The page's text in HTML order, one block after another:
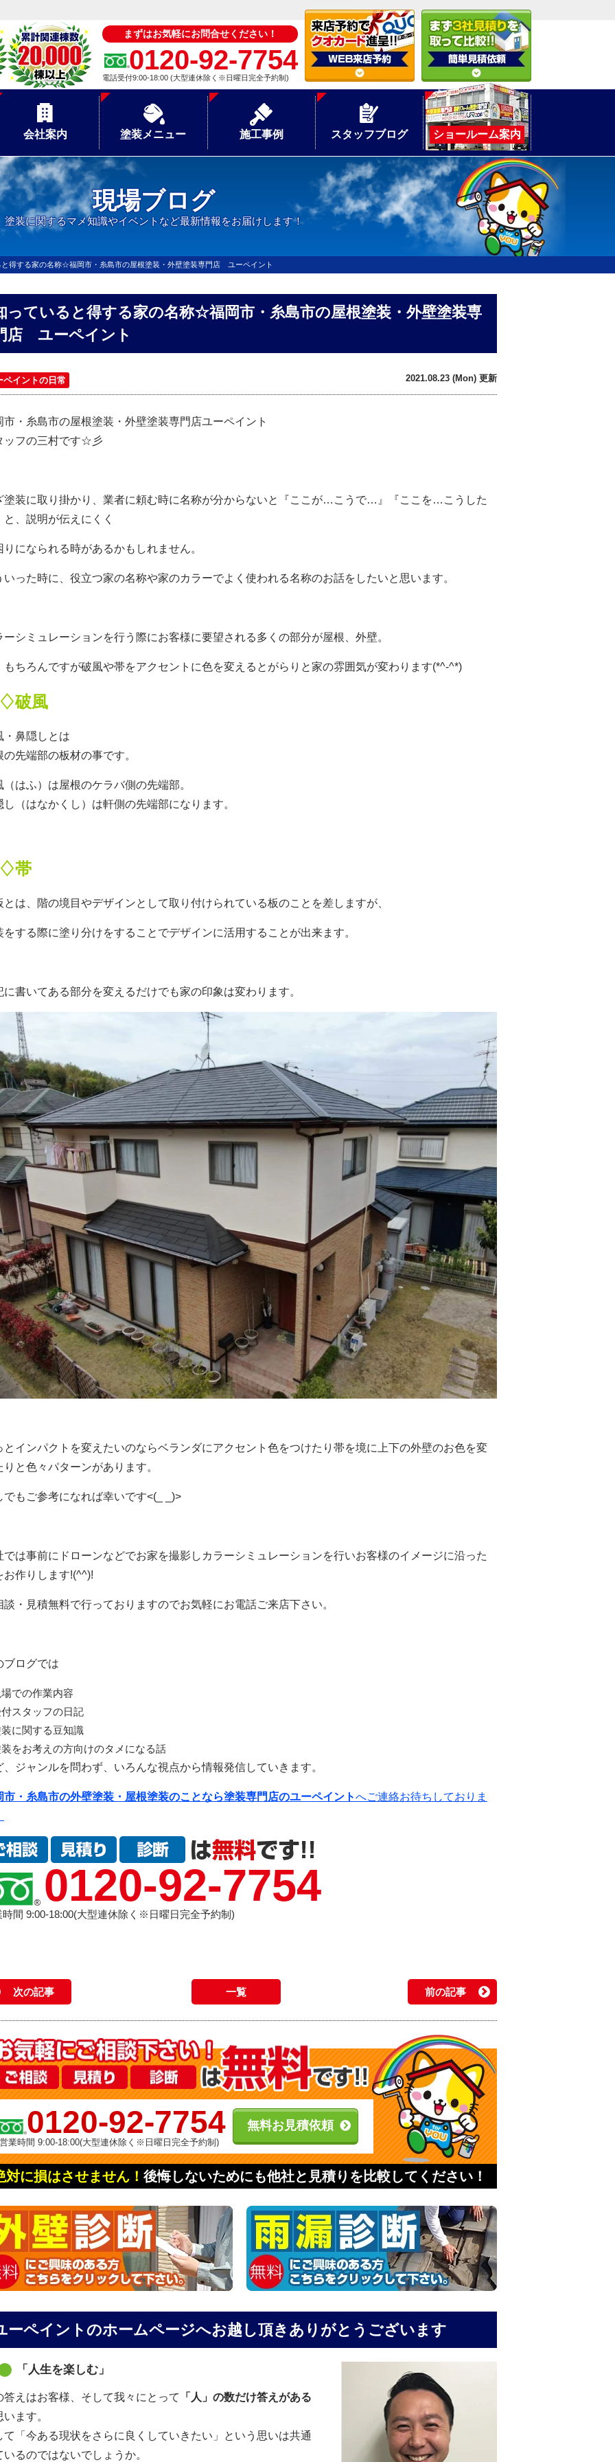
まずはお気軽にお問合せください！
0120-92-7754
電話受付9:00-18:00 (大型連休除く※日曜日完全予約制)
会社案内 塗装メニュー 施工事例 スタッフブログ ショールーム案内
現場ブログ
塗装に関するマメ知識やイベントなど最新情報をお届けします！
と得する家の名称☆福岡市・糸島市の屋根塗装・外壁塗装専門店 ユーペイント
っていると得する家の名称☆福岡市・糸島市の屋根塗装・外壁塗装専
店 ユーペイント
ペイントの日常 2021.08.23 (Mon) 更新
市・糸島市の屋根塗装・外壁塗装専門店ユーペイント
ッフの三村です☆彡
塗装に取り掛かり、業者に頼む時に名称が分からないと『ここが…こうで…』『ここを…こうした
と、説明が伝えにくく
りになられる時があるかもしれません。
いった時に、役立つ家の名称や家のカラーでよく使われる名称のお話をしたいと思います。
ーシミュレーションを行う際にお客様に要望される多くの部分が屋根、外壁。
もちろんですが破風や帯をアクセントに色を変えるとがらりと家の雰囲気が変わります(*^-^*)
破風
・鼻隠しとは
の先端部の板材の事です。
（はふ）は屋根のケラバ側の先端部。
し（はなかくし）は軒側の先端部になります。
帯
とは、階の境目やデザインとして取り付けられている板のことを差しますが、
をする際に塗り分けをすることでデザインに活用することが出来ます。
に書いてある部分を変えるだけでも家の印象は変わります。
とインパクトを変えたいのならベランダにアクセント色をつけたり帯を境に上下の外壁のお色を変
りと色々パターンがあります。
でもご参考になれば幸いです<(_ _)>
では事前にドローンなどでお家を撮影しカラーシミュレーションを行いお客様のイメージに沿った
お作りします!(^^)!
談・見積無料で行っておりますのでお気軽にお電話ご来店下さい。
ブログでは
での作業内容
スタッフの日記
に関する豆知識
をお考えの方向けのタメになる話
、ジャンルを問わず、いろんな視点から情報発信していきます。
市・糸島市の外壁塗装・屋根塗装のことなら塗装専門店のユーペイントへご連絡お待ちしておりま
0120-92-7754
時間 9:00-18:00(大型連休除く※日曜日完全予約制)
次の記事 一覧 前の記事
0120-92-7754
営業時間 9:00-18:00(大型連休除く※日曜日完全予約制)
無料お見積依頼
対に損はさせません！ 後悔しないためにも他社と見積りを比較してください！
ーペイントのホームページへお越し頂きありがとうございます
「人生を楽しむ」
答えはお客様、そして我々にとって
「人」の数だけ答えがある
います。
て「今ある現状をさらに良くしていきたい」という思いは共通
いるのではないでしょうか。